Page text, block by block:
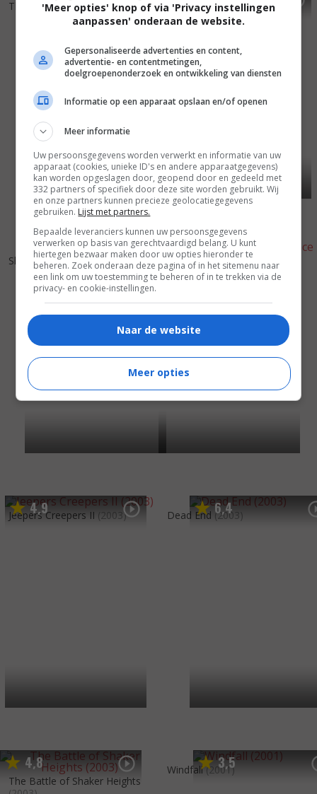
The Flock (2007) Peaceful Warrior (2006)
3,8
Sharkskin 6 (2005) 6,4
Jane Doe: The Wrong Face
(2005)
4,9
Jeepers Creepers II (2003) 6,4
Dead End (2003)
4,8
The Battle of Shaker Heights
3,5
Windfall (2001)
'Meer opties' knop of via 'Privacy instellingen
aanpassen' onderaan de website.
Gepersonaliseerde advertenties en content,
advertentie- en contentmetingen,
doelgroepenonderzoek en ontwikkeling van diensten
Informatie op een apparaat opslaan en/of openen
Meer informatie
Uw persoonsgegevens worden verwerkt en informatie van uw
apparaat (cookies, unieke ID's en andere apparaatgegevens)
kan worden opgeslagen door, geopend door en gedeeld met
332 partners of specifiek door deze site worden gebruikt. Wij
en onze partners kunnen precieze geolocatiegegevens
gebruiken. Lijst met partners.
Bepaalde leveranciers kunnen uw persoonsgegevens
verwerken op basis van gerechtvaardigd belang. U kunt
hiertegen bezwaar maken door uw opties hieronder te
beheren. Zoek onderaan deze pagina of in het sitemenu naar
een link om uw toestemming te beheren of in te trekken via de
privacy- en cookie-instellingen.
Naar de website
Meer opties